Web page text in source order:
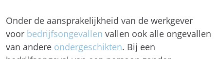
Onder de aansprakelijkheid van de werkgever
voor bedrijfsongevallen vallen ook alle ongevallen
van andere ondergeschikten. Bij een